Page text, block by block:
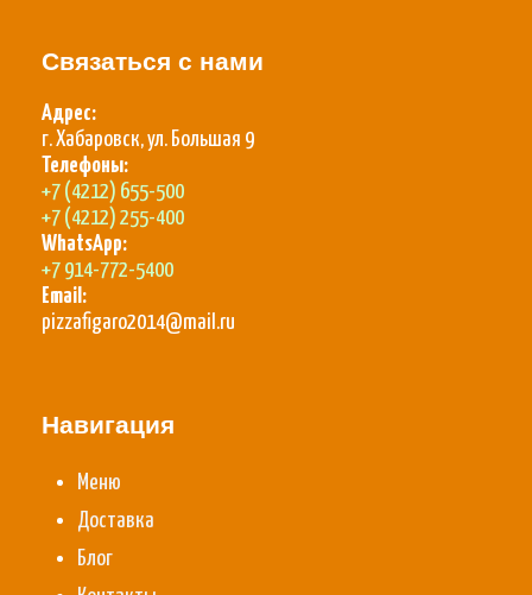
Связаться с нами
Адрес:
г. Хабаровск, ул. Большая 9
Телефоны:
+7 (4212) 655-500
+7 (4212) 255-400
WhatsApp:
+7 914-772-5400
Email:
pizzafigaro2014@mail.ru
Навигация
Меню
Доставка
Блог